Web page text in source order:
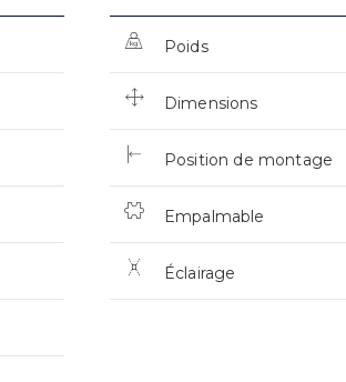
Poids
Dimensions
Position de montage
Empalmable
Éclairage